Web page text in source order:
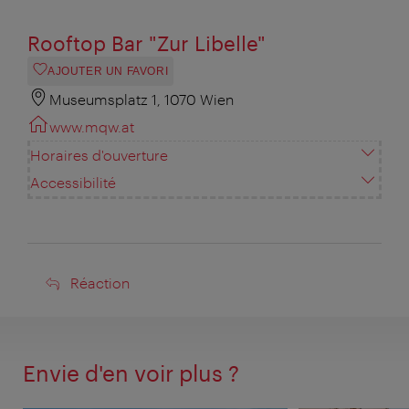
Rooftop Bar "Zur Libelle"
AJOUTER UN FAVORI
Museumsplatz 1, 1070 Wien
www.mqw.at
Horaires d'ouverture
Accessibilité
Réaction
Réaction
Envie d'en voir plus ?